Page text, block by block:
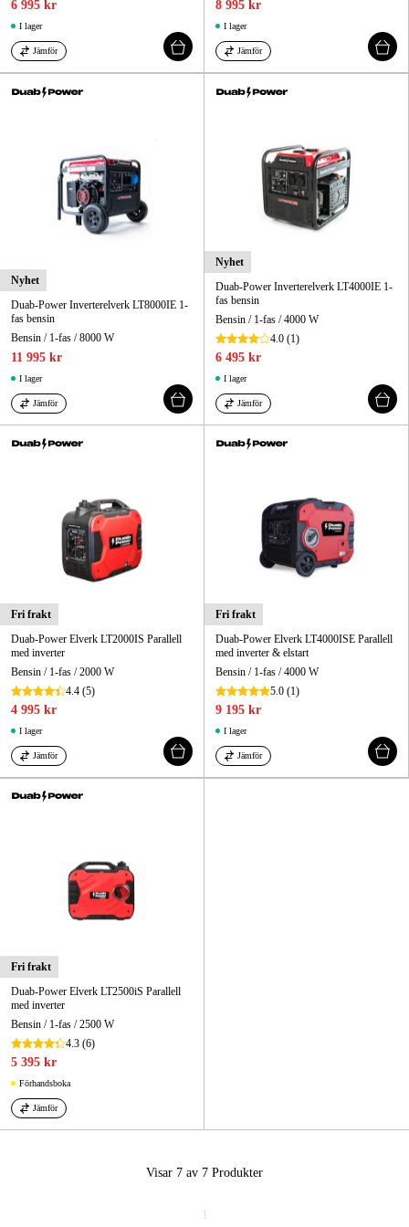
6 995 kr
I lager
Jämför
8 995 kr
I lager
Jämför
Nyhet
Duab-Power Inverterelverk LT8000IE 1-
fas bensin
Bensin / 1-fas / 8000 W
11 995 kr
I lager
Jämför
Nyhet
Duab-Power Inverterelverk LT4000IE 1-
fas bensin
Bensin / 1-fas / 4000 W
4.0 (1)
6 495 kr
I lager
Jämför
Fri frakt
Duab-Power Elverk LT2000IS Parallell
med inverter
Bensin / 1-fas / 2000 W
4.4 (5)
4 995 kr
I lager
Jämför
Fri frakt
Duab-Power Elverk LT4000ISE Parallell
med inverter & elstart
Bensin / 1-fas / 4000 W
5.0 (1)
9 195 kr
I lager
Jämför
Fri frakt
Duab-Power Elverk LT2500iS Parallell
med inverter
Bensin / 1-fas / 2500 W
4.3 (6)
5 395 kr
Förhandsboka
Jämför
Visar 7 av 7 Produkter